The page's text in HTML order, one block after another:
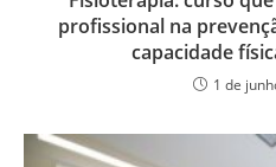
profissional na
capacidade
1 de